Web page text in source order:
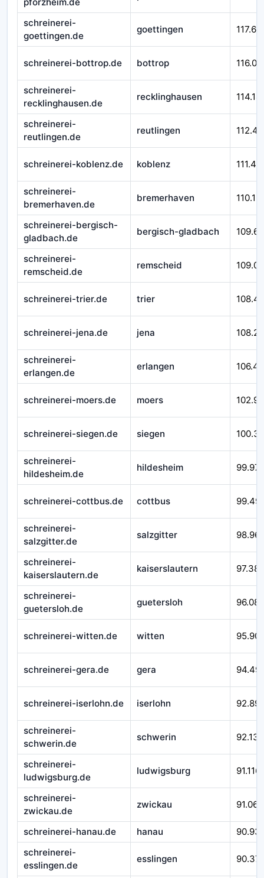
schreinerei-
goettingen.de
goettingen
schreinerei-bottrop.de bottrop
schreinerei-
recklinghausen.de
recklinghausen
schreinerei-
reutlingen.de
reutlingen
schreinerei-koblenz.de koblenz
schreinerei-
bremerhaven.de
bremerhaven
schreinerei-bergisch-
gladbach.de
bergisch-gladbach
schreinerei-
remscheid.de
remscheid
schreinerei-trier.de trier
schreinerei-jena.de jena
schreinerei-
erlangen.de
erlangen
schreinerei-moers.de moers
schreinerei-siegen.de siegen
schreinerei-
hildesheim.de
hildesheim
schreinerei-cottbus.de cottbus 99.491
schreinerei-
salzgitter.de
salzgitter
schreinerei-
kaiserslautern.de
kaiserslautern 97.382
schreinerei-
guetersloh.de
guetersloh 96.085
schreinerei-witten.de witten
schreinerei-gera.de gera
schreinerei-iserlohn.de iserlohn
schreinerei-
schwerin.de
schwerin 92.138
schreinerei-
ludwigsburg.de
ludwigsburg 91.116
schreinerei-
zwickau.de
zwickau 91.066
schreinerei-hanau.de hanau
schreinerei-
esslingen.de
esslingen